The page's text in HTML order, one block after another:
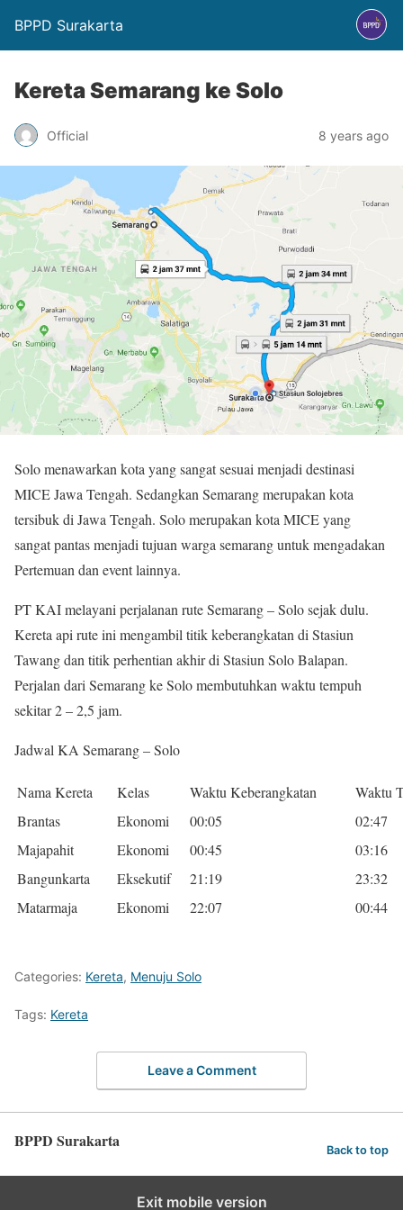
BPPD Surakarta
Kereta Semarang ke Solo
Official 8 years ago
Solo menawarkan kota yang sangat sesuai menjadi destinasi
MICE Jawa Tengah. Sedangkan Semarang merupakan kota
tersibuk di Jawa Tengah. Solo merupakan kota MICE yang
sangat pantas menjadi tujuan warga semarang untuk mengadakan
Pertemuan dan event lainnya.
PT KAI melayani perjalanan rute Semarang – Solo sejak dulu.
Kereta api rute ini mengambil titik keberangkatan di Stasiun
Tawang dan titik perhentian akhir di Stasiun Solo Balapan.
Perjalan dari Semarang ke Solo membutuhkan waktu tempuh
sekitar 2 – 2,5 jam.
Jadwal KA Semarang – Solo
Nama Kereta Kelas Waktu Keberangkatan
Waktu
Brantas
Ekonomi 00:05
02:47
Majapahit
Ekonomi 00:45
03:16
Bangunkarta
Eksekutif 21:19
23:32
Matarmaja
Ekonomi 22:07 00:44
Categories: Kereta, Menuju Solo
Tags: Kereta
Leave a Comment
BPPD Surakarta Back to top
Exit mobile version